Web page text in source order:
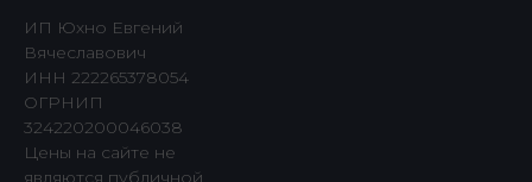
ИП Юхно Евгений
Вячеславович
ИНН 222265378054
ОГРНИП
324220200046038
Цены на сайте не
являются публичной